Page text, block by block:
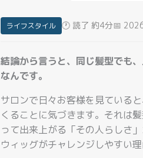
ライフスタイル 🕐 読了 約4分📅
結論から言うと、同じ髪型でも
なんです。
サロンで日々お客様を見ている
くることに気づきます。それは
って出来上がる「その人らしさ
ウィッグがチャレンジしやすい